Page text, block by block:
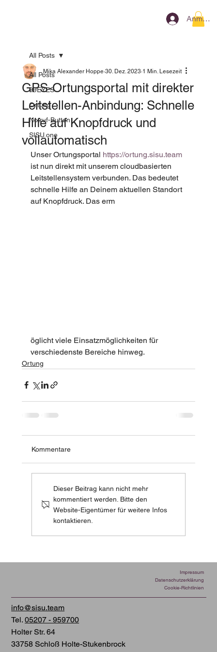
All Posts
99EYES
Ortung
Notruf-Button
SISU.one
All Posts
​GPS-Ortungsportal mit direkter
Leitstellen-Anbindung: Schnelle
Hilfe auf Knopfdruck und
vollautomatisch
Mika Alexander Hoppe 30. Dez. 2023 1 Min. Lesezeit
Unser Ortungsportal https://ortung.sisu.team
ist nun direkt mit unserem cloudbasierten
Leitstellensystem verbunden. Das bedeutet
schnelle Hilfe an Deinem aktuellen Standort
auf Knopfdruck. Das erm
öglicht viele Einsatzmöglichkeiten für
verschiedenste Bereiche hinweg.
Ortung
Kommentare
Dieser Beitrag kann nicht mehr
kommentiert werden. Bitte den
Website-Eigentümer für weitere Infos
kontaktieren.
Impressum
Datenschutzerklärung
Cookie-Richtlinien
info@sisu.team
Tel.05207 - 959700
Holter Str. 64
33758 Schloß Holte-Stukenbrock